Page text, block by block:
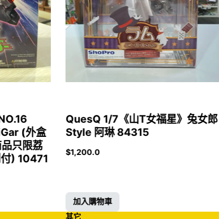
(外盒
只限荔
) 10471
QuesQ 1/7《山T女福星》兔女郎
Style 阿琳 84315
$1,200.0
加入購物車
其它